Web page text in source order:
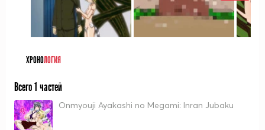
ХРОНОЛОГИЯ
Всего 1 частей
Onmyouji Ayakashi no Megami: Inran Jubaku